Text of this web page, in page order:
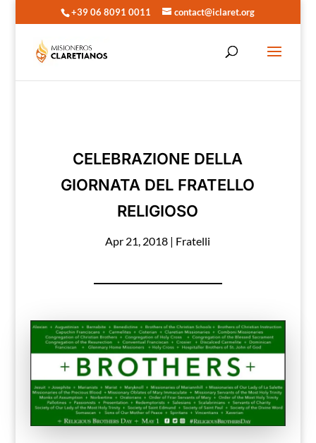
+39 06 8091 0011 contact@iclaret.org
CELEBRAZIONE DELLA
GIORNATA DEL FRATELLO
RELIGIOSO
Apr 21, 2018 | Fratelli